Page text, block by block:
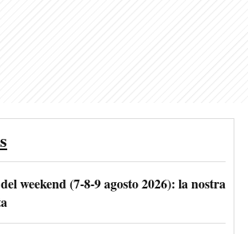
weekend (7-8-9 agosto 2026): la nostra